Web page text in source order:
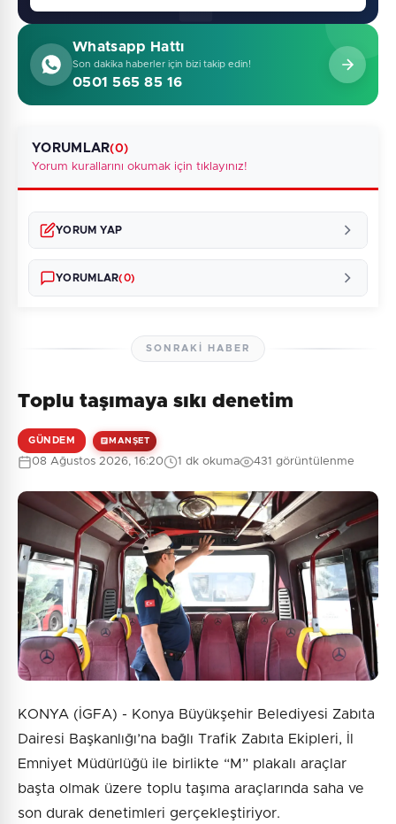
Whatsapp Hattı
Son dakika haberler için bizi takip edin!
0501 565 85 16
YORUMLAR(0)
Yorum kurallarını okumak için tıklayınız!
YORUM YAP
0/2000
Güvenlik Sorusu:
7 + 2 = ?
Gönder
YORUMLAR(0)
Henüz yorum yapılmamış. İlk yorumu siz yapın!
SONRAKI HABER
Toplu taşımaya sıkı denetim
GÜNDEM MANŞET
08 Ağustos 2026, 16:20 1 dk okuma 431 görüntülenme
KONYA (İGFA) - Konya Büyükşehir Belediyesi Zabıta
Dairesi Başkanlığı’na bağlı Trafik Zabıta Ekipleri, İl
Emniyet Müdürlüğü ile birlikte “M” plakalı araçlar
başta olmak üzere toplu taşıma araçlarında saha ve
son durak denetimleri gerçekleştiriyor.